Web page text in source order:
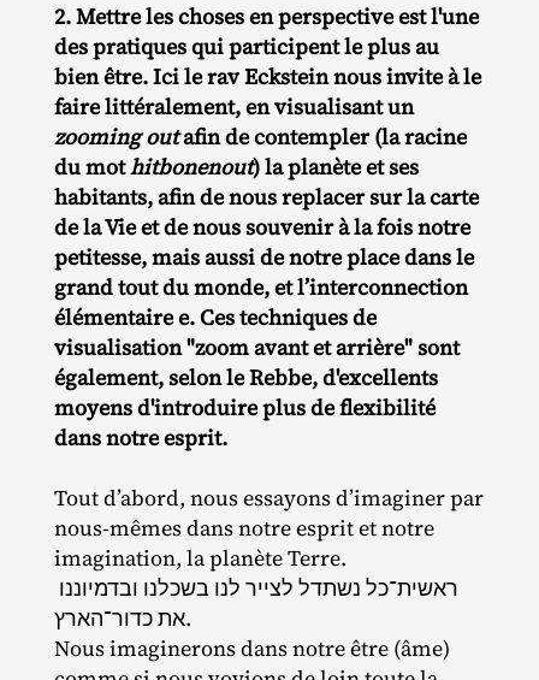
2. Mettre les choses en perspective est l'une
des pratiques qui participent le plus au
bien être. Ici le rav Eckstein nous invite à le
faire littéralement, en visualisant un
zooming outafin de contempler (la racine
du mothitbonenout) la planète et ses
habitants, afin de nous replacer sur la carte
de la Vie et de nous souvenir à la fois notre
petitesse, mais aussi de notre place dans le
grand tout du monde, et l’interconnection
élémentaire e. Ces techniques de
visualisation "zoom avant et arrière" sont
également, selon le Rebbe, d'excellents
moyens d'introduire plus de flexibilité
dans notre esprit.
Tout d’abord, nous essayons d’imaginer par
nous‐​mêmes dans notre esprit et notre
imagination, la planète Terre.
את כדור־הארץ.
Nous imaginerons dans notre être (âme)